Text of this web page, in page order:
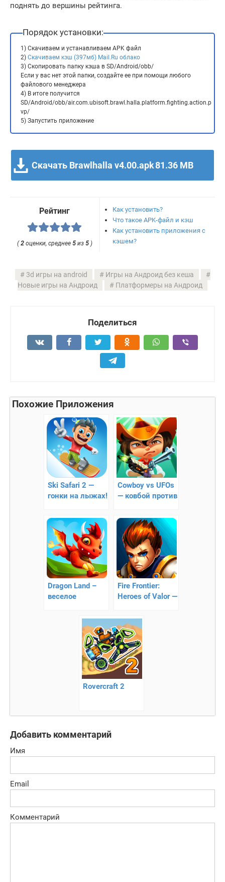
поднять до вершины рейтинга.
Порядок установки:
1) Скачиваем и устанавливаем APK файл
2) Скачиваем кэш (397мб) Mail.Ru облако
3) Скопировать папку кэша в SD/Android/obb/
Если у вас нет этой папки, создайте ее при помощи любого
файлового менеджера
4) В итоге получится
SD/Android/obb/air.com.ubisoft.brawl.halla.platform.fighting.action.p
vp/
5) Запустить приложение
Скачать Brawlhalla v4.00.apk81.36 MB
Рейтинг
( 2оценки, среднее 5из 5)
Как установить?
Что такое APK-файл и кэш
Как установить приложения с
кэшем?
3d игры на android
Игры на Андроид без кеша
Новые игры на Андроид
Платформеры на Андроид
Поделиться
Похожие Приложения
Ski Safari 2 —
гонки на лыжах!
Cowboy vs UFOs
— ковбой против
Dragon Land –
веселое
приключение в
стране драконов
Fire Frontier:
Heroes of Valor —
платформер
Rovercraft 2
Добавить комментарий
Имя
Email
Комментарий